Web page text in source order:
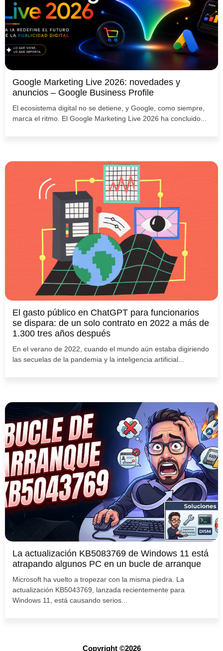
Google Marketing Live 2026: novedades y
anuncios – Google Business Profile
El ecosistema digital no se detiene, y Google, como siempre,
marca el ritmo. El Google Marketing Live 2026 ha concluido...
El gasto público en ChatGPT para funcionarios
se dispara: de un solo contrato en 2022 a más de
1.300 tres años después
En el verano de 2022, cuando el mundo aún estaba digiriendo
las secuelas de la pandemia y la inteligencia artificial...
La actualización KB5083769 de Windows 11 está
atrapando algunos PC en un bucle de arranque
Microsoft ha vuelto a tropezar con la misma piedra. La
actualización KB5043769, lanzada recientemente para
Windows 11, está causando serios...
Copyright ©2026